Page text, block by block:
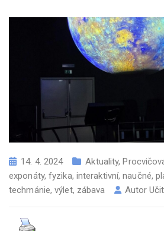
14. 4. 2024 Aktuality,
exponáty,fyzika, interaktivní,naučné,
techmánie,výlet, zábava Autor